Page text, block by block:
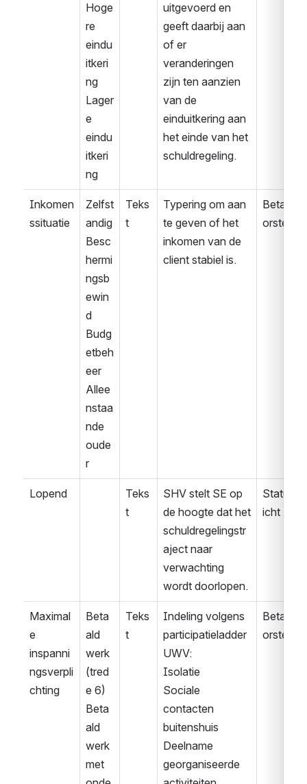
Hoge
re
eindu
itkeri
ng
Lager
e
eindu
itkeri
ng
uitgevoerd en
geeft daarbij aan
of er
veranderingen
zijn ten aanzien
van de
einduitkering aan
het einde van het
schuldregeling.
Inkomen
ssituatie
Zelfst
andig
Besc
hermi
ngsb
ewin
d
Budg
etbeh
eer
Allee
nstaa
nde
oude
r
Teks
t
Typering om aan
te geven of het
inkomen van de
client stabiel is.
Betaalvo
orstel
Lopend
Teks
t
SHV stelt SE op
de hoogte dat het
schuldregelingstr
aject naar
verwachting
wordt doorlopen.
icht
Maximal
e
inspanni
ngsverpli
chting
Beta
ald
werk
(tred
e 6)
Beta
ald
werk
met
Teks
t
Indeling volgens
participatieladder
UWV:
Isolatie
Sociale
contacten
buitenshuis
Deelname
georganiseerde
Betaalvo
orstel